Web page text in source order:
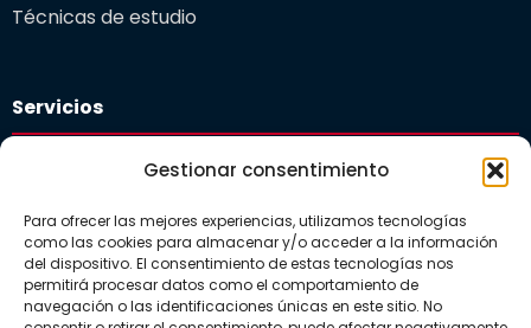
Gestionar consentimiento
Para ofrecer las mejores experiencias, utilizamos tecnologías
como las cookies para almacenar y/o acceder a la información
del dispositivo. El consentimiento de estas tecnologías nos
permitirá procesar datos como el comportamiento de
navegación o las identificaciones únicas en este sitio. No
Técnicas de estudio
Servicios
Plataforma educativa
Comedor Escolar
Guardería